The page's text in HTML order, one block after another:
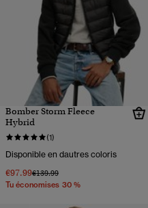
Bomber Storm Fleece
Hybrid
(1)
Disponible en dautres coloris
€97.99Prix réduit de
€139.99à
Tu économises 30 %